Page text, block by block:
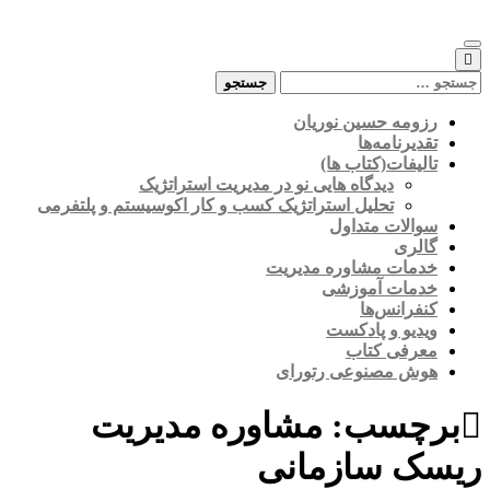
to
content
جستجو
رزومه حسین نوریان
تقدیرنامه‌ها
تالیفات(کتاب ها)
دیدگاه هایی نو در مدیریت استراتژیک
تحلیل استراتژیک کسب و کار اکوسیستم و پلتفرمی
سوالات متداول
گالری
خدمات مشاوره مدیریت
خدمات آموزشی
کنفرانس‌ها
ویدیو و پادکست
معرفی کتاب
هوش مصنوعی رتورای
برچسب: مشاوره مدیریت
ریسک سازمانی